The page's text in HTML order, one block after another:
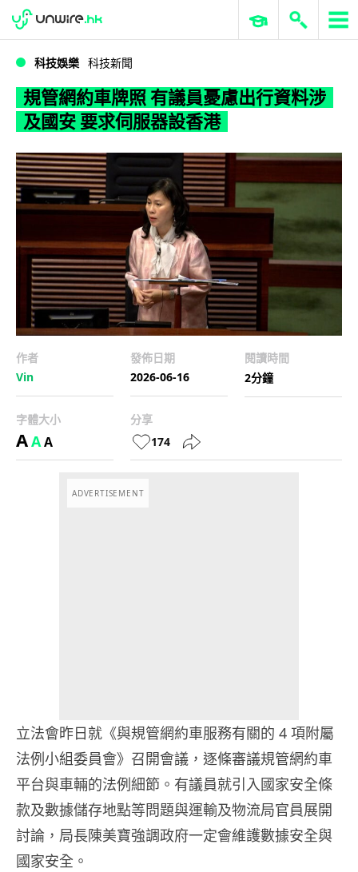
WWDC 2026 ERP 與商業 AI
科技娛樂 科技新聞
規管網約車牌照 有議員憂慮出行資料涉
及國安 要求伺服器設香港
作者
Vin
發佈日期
2026-06-16
閱讀時間
2分鐘
字體大小
AAA
分享
174
ADVERTISEMENT
立法會昨日就《與規管網約車服務有關的 4 項附屬
法例小組委員會》召開會議，逐條審議規管網約車
平台與車輛的法例細節。有議員就引入國家安全條
款及數據儲存地點等問題與運輸及物流局官員展開
討論，局長陳美寶強調政府一定會維護數據安全與
國家安全。